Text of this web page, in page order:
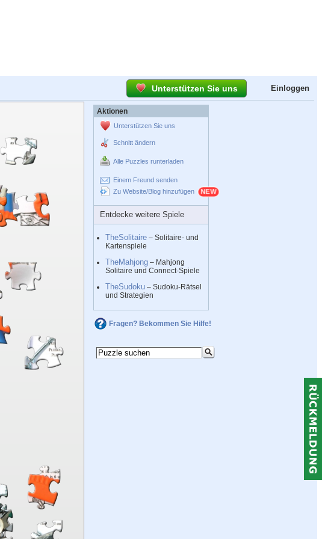
Unterstützen Sie uns Einloggen
Aktionen
Unterstützen Sie uns
Schnitt ändern
Alle Puzzles runterladen
Einem Freund senden
Zu Website/Blog hinzufügen
Entdecke weitere Spiele
TheSolitaire – Solitaire- und
Kartenspiele
TheMahjong – Mahjong
Solitaire und Connect-Spiele
TheSudoku – Sudoku-Rätsel
und Strategien
Fragen? Bekommen Sie Hilfe!